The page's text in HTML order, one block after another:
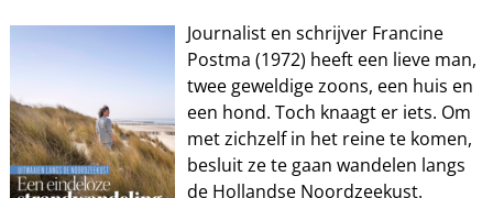
Journalist en schrijver Francine
Postma (1972) heeft een lieve man,
twee geweldige zoons, een huis en
een hond. Toch knaagt er iets. Om
met zichzelf in het reine te komen,
besluit ze te gaan wandelen langs
de Hollandse Noordzeekust.